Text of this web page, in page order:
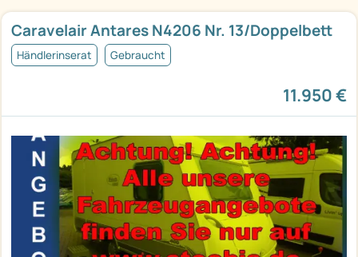
Caravelair Antares N4206 Nr. 13/Doppelbett
Händlerinserat Gebraucht
11.950 €